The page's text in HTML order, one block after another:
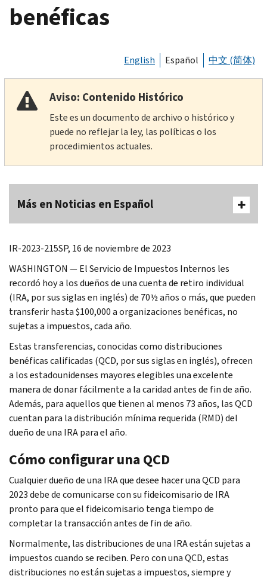
benéficas
English Español 中文 (简体)
Aviso: Contenido Histórico
Este es un documento de archivo o histórico y
puede no reflejar la ley, las políticas o los
procedimientos actuales.
Más en Noticias en Español
IR-2023-215SP, 16 de noviembre de 2023
WASHINGTON — El Servicio de Impuestos Internos les
recordó hoy a los dueños de una cuenta de retiro individual
(IRA, por sus siglas en inglés) de 70½ añoso más, que pueden
transferir hasta $100,000 a organizaciones benéficas, no
sujetas a impuestos, cada año.
Estas transferencias, conocidas como distribuciones
benéficas calificadas (QCD, por sus siglas en inglés), ofrecen
a los estadounidenses mayores elegibles una excelente
manera de donar fácilmente a la caridad antes de fin de año.
Además, para aquellos que tienen al menos 73 años, las QCD
cuentan para la distribución mínima requerida (RMD) del
dueño de una IRA para el año.
Cómo configurar una QCD
Cualquier dueño de una IRA que desee hacer una QCD para
2023 debe de comunicarse con su fideicomisario de IRA
pronto para que el fideicomisario tenga tiempo de
completar la transacción antes de fin de año.
Normalmente, las distribuciones de una IRA están sujetas a
impuestos cuando se reciben. Pero con una QCD, estas
distribuciones no están sujetas a impuestos, siempre y